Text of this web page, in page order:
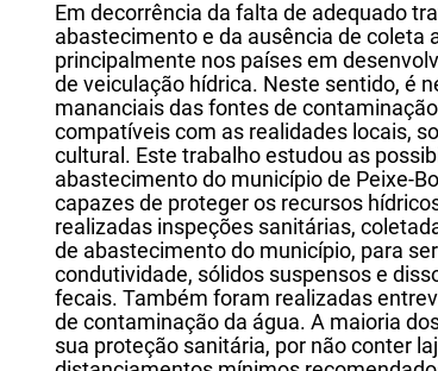
Em decorrência da falta de adequado
abastecimento e da ausência de coleta
principalmente nos países em
de veiculação hídrica. Neste sentido, é
mananciais das fontes de
compatíveis com as realidades locais,
cultural. Este trabalho estudou as
abastecimento do município de Peixe-
capazes de proteger os recursos
realizadas inspeções sanitárias,
de abastecimento do município, para
condutividade, sólidos suspensos e
fecais. Também foram realizadas
de contaminação da água. A maioria
sua proteção sanitária, por não conter